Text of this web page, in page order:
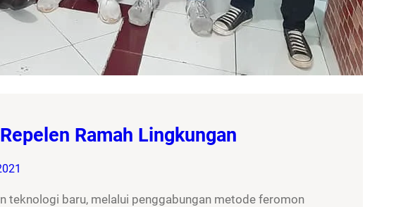
Ramah Lingkungan
teknologi baru, melalui penggabungan metode feromon